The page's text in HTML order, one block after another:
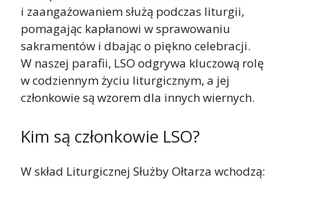
i zaangażowaniem służą podczas liturgii,
pomagając kapłanowi w sprawowaniu
sakramentów i dbając o piękno celebracji.
W naszej parafii, LSO odgrywa kluczową rolę
w codziennym życiu liturgicznym, a jej
członkowie są wzorem dla innych wiernych.
Kim są członkowie LSO?
W skład Liturgicznej Służby Ołtarza wchodzą: